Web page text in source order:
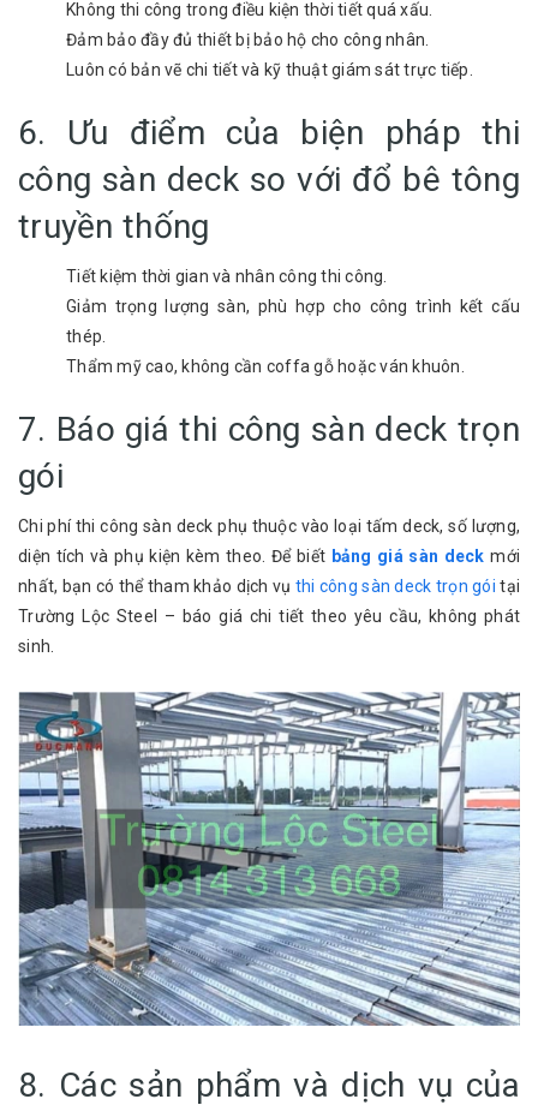
Không thi công trong điều kiện thời tiết quá xấu.
Đảm bảo đầy đủ thiết bị bảo hộ cho công nhân.
Luôn có bản vẽ chi tiết và kỹ thuật giám sát trực tiếp.
6. Ưu điểm của biện pháp thi
công sàn deck so với đổ bê tông
truyền thống
Tiết kiệm thời gian và nhân công thi công.
Giảm trọng lượng sàn, phù hợp cho công trình kết cấu
thép.
Thẩm mỹ cao, không cần coffa gỗ hoặc ván khuôn.
7. Báo giá thi công sàn deck trọn
gói
Chi phí thi công sàn deck phụ thuộc vào loại tấm deck, số lượng,
diện tích và phụ kiện kèm theo. Để biết bảng giá sàn deck mới
nhất, bạn có thể tham khảo dịch vụ thi công sàn deck trọn gói tại
Trường Lộc Steel – báo giá chi tiết theo yêu cầu, không phát
sinh.
8. Các sản phẩm và dịch vụ của